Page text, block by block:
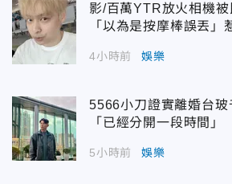
影/百萬YTR放火相機
「以為是按摩棒誤丟」
4小時前 娛樂
5566小刀證實離婚台
「已經分開一段時間」
5小時前 娛樂